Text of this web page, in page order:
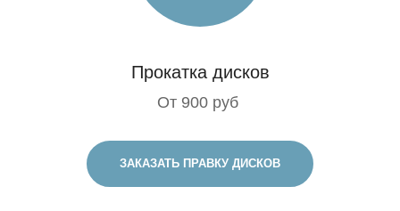
Прокатка дисков
От 900 руб
ЗАКАЗАТЬ ПРАВКУ ДИСКОВ